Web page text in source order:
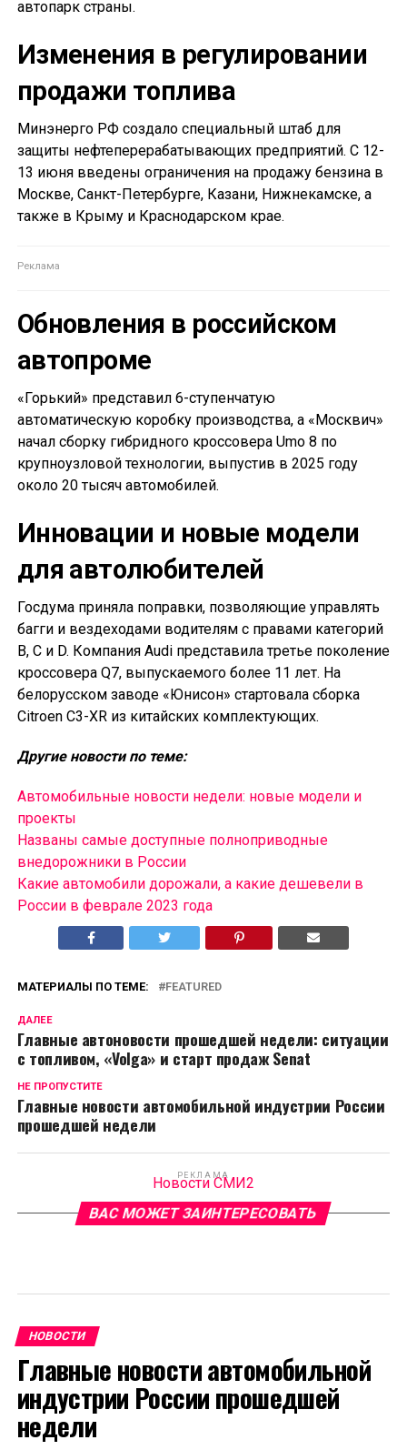
автопарк страны.
Изменения в регулировании
продажи топлива
Минэнерго РФ создало специальный штаб для
защиты нефтеперерабатывающих предприятий. С 12-
13 июня введены ограничения на продажу бензина в
Москве, Санкт-Петербурге, Казани, Нижнекамске, а
также в Крыму и Краснодарском крае.
Обновления в российском
автопроме
«Горький» представил 6-ступенчатую
автоматическую коробку производства, а «Москвич»
начал сборку гибридного кроссовера Umo 8 по
крупноузловой технологии, выпустив в 2025 году
около 20 тысяч автомобилей.
Инновации и новые модели
для автолюбителей
Госдума приняла поправки, позволяющие управлять
багги и вездеходами водителям с правами категорий
B, C и D. Компания Audi представила третье поколение
кроссовера Q7, выпускаемого более 11 лет. На
белорусском заводе «Юнисон» стартовала сборка
Citroen C3-XR из китайских комплектующих.
Другие новости по теме:
Автомобильные новости недели: новые модели и
проекты
Названы самые доступные полноприводные
внедорожники в России
Какие автомобили дорожали, а какие дешевели в
России в феврале 2023 года
МАТЕРИАЛЫ ПО ТЕМЕ: FEATURED
ДАЛЕЕ
Главные автоновости прошедшей недели: ситуации
с топливом, «Volga» и старт продаж Senat
НЕ ПРОПУСТИТЕ
Главные новости автомобильной индустрии России
прошедшей недели
РЕКЛАМА
Новости СМИ2
ВАС МОЖЕТ ЗАИНТЕРЕСОВАТЬ
НОВОСТИ
Главные новости автомобильной
индустрии России прошедшей
недели